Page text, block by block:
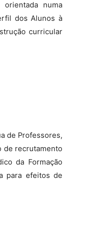
orientada numa
dos Alunos à
curricular
de Professores,
de recrutamento
da Formação
para efeitos de